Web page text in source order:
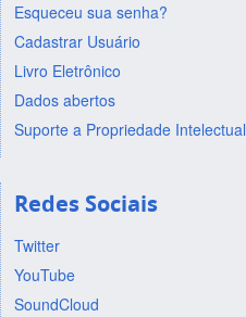
Esqueceu sua senha?
Cadastrar Usuário
Livro Eletrônico
Dados abertos
Suporte a Propriedade Intelectual
Redes Sociais
Twitter
YouTube
SoundCloud